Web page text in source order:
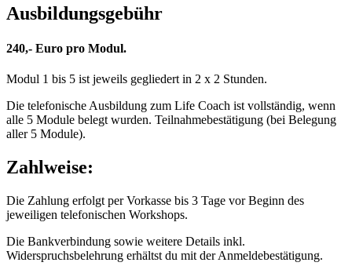
Ausbildungsgebühr
240,- Euro pro Modul.
Modul 1 bis 5 ist jeweils gegliedert in 2 x 2 Stunden.
Die telefonische Ausbildung zum Life Coach ist vollständig, wenn
alle 5 Module belegt wurden. Teilnahmebestätigung (bei Belegung
aller 5 Module).
Zahlweise:
Die Zahlung erfolgt per Vorkasse bis 3 Tage vor Beginn des
jeweiligen telefonischen Workshops.
Die Bankverbindung sowie weitere Details inkl.
Widerspruchsbelehrung erhältst du mit der Anmeldebestätigung.